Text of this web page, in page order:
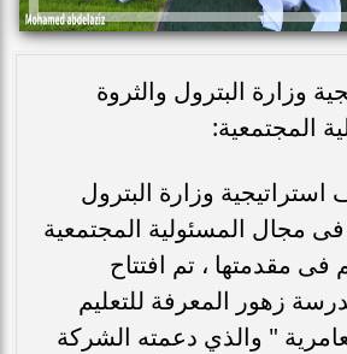
وزارة البترول والثروة
المجتمعية:
استراتيجية وزارة البترول
فى مجال المسئولية المجتمعية
فى مقدمتها ، تم افتتاح
زهور المعرفة للتعليم
" والذي دعمته الشركة